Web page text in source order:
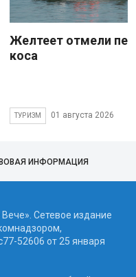
Желтеет отмели
коса
ТУРИЗМ 01 августа 2026
ИНФОРМАЦИЯ
Сетевое издание
52606 от 25 января